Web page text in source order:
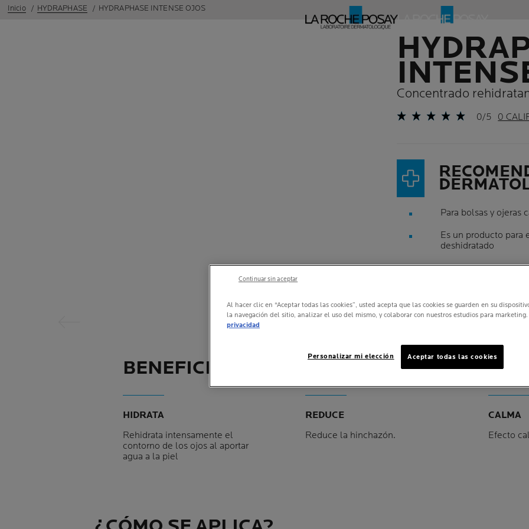
Inicio HYDRAPHASE HYDRAPHASE INTENSE OJOS
Panel siguiente
Concentrado
0/5 0
Para bolsas y ojeras
Es un producto para
deshidratado
Tolerancia probada
CONTENIDO 15
BENEFICIOS PROBADOS
HIDRATA
Rehidrata intensamente el
contorno de los ojos al aportar
agua a la piel
REDUCE
Reduce la hinchazón.
CALMA
Efecto
Al hacer clic en “Aceptar todas las cookies”, usted acepta que las cookies se guarden en su
la navegación del sitio, analizar el uso del mismo, y colaborar con nuestros estudios para marketing.
privacidad
Aceptar todas las cookies
Personalizar mi elección
Continuar sin aceptar